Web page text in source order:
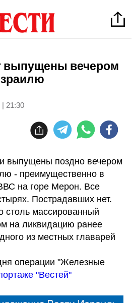
выпущены вечером
| 21:30
выпущены поздно вечером
- преимущественно в
на горе Мерон. Все
Пострадавших нет.
столь массированный
на ликвидацию ранее
из местных главарей
операции "Железные
"Вестей"